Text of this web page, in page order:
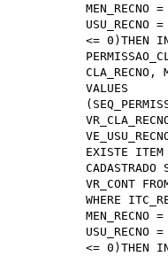
MEN_RECNO =
USU_RECNO
<= 0)THEN
CLA_RECNO,
VALUES
EXISTE
VR_CONT
WHERE
MEN_RECNO =
USU_RECNO
<= 0)THEN